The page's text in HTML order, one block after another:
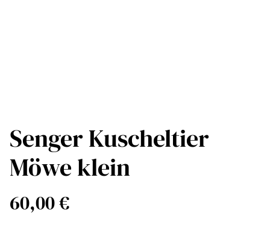
Senger Kuscheltier
Möwe klein
60,00 €